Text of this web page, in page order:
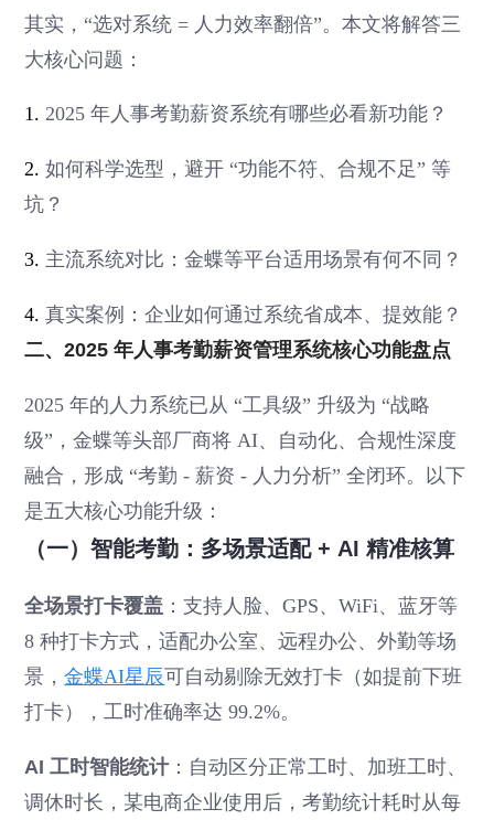
其实，“选对系统 = 人力效率翻倍”。本文将解答三
大核心问题：
1.2025 年人事考勤薪资系统有哪些必看新功能？
2.如何科学选型，避开 “功能不符、合规不足” 等
坑？
3. 主流系统对比：金蝶等平台适用场景有何不同？
4.真实案例：企业如何通过系统省成本、提效能？
二、2025 年人事考勤薪资管理系统核心功能盘点
2025 年的人力系统已从 “工具级” 升级为 “战略
级”，金蝶等头部厂商将 AI、自动化、合规性深度
融合，形成 “考勤 - 薪资 - 人力分析” 全闭环。以下
是五大核心功能升级：
（一）智能考勤：多场景适配 + AI 精准核算
全场景打卡覆盖 ：支持人脸、GPS、WiFi、蓝牙等
8 种打卡方式，适配办公室、远程办公、外勤等场
景，金蝶AI星辰可自动剔除无效打卡（如提前下班
打卡），工时准确率达 99.2%。
AI 工时智能统计：自动区分正常工时、加班工时、
调休时长，某电商企业使用后，考勤统计耗时从每